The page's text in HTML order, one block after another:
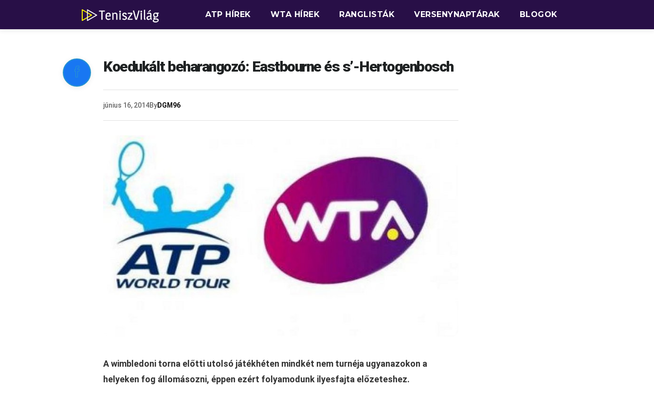
ATP HÍREK WTA HÍREK RANGLISTÁK VERSENYNAPTÁRAK BLOGOK
 Koedukált beharangozó: Eastbourne és s’-Hertogenbosch
június 16, 2014ByDGM96
A wimbledoni torna előtti utolsó játékhéten mindkét nem turnéja ugyanazokon a
helyeken fog állomásozni, éppen ezért folyamodunk ilyesfajta előzeteshez.